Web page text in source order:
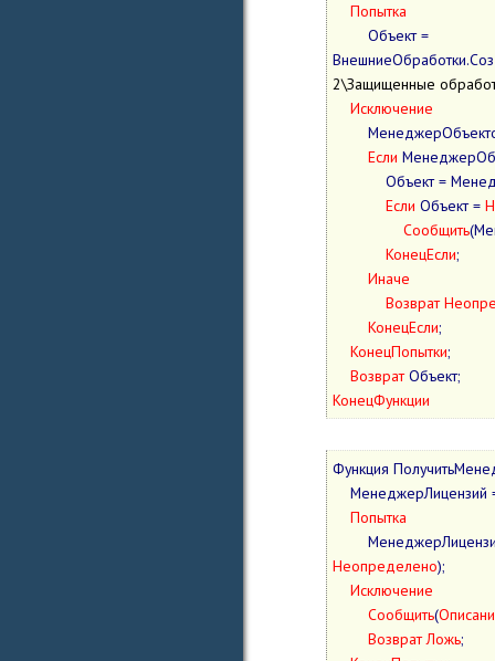
Попытка
2\Защищенные
Исключение
Если
Объект
Если Объект =
Сообщить
КонецЕсли;
Иначе
Возврат
КонецЕсли;
КонецПопытки;
Возврат
КонецФункции
Функция
МенеджерЛицензий
Попытка
Неопределено);
Исключение
Сообщить(
Возврат Ложь;